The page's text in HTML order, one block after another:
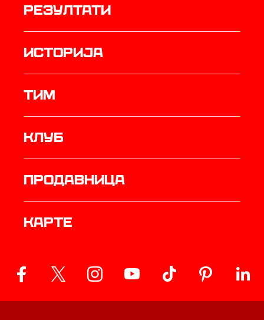
резултати
историја
ТИМ
Клуб
продавница
Карте